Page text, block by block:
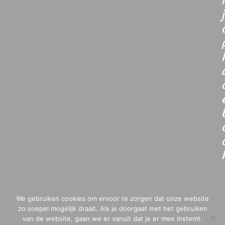
j
We gebruiken cookies om ervoor te zorgen dat onze website
zo soepel mogelijk draait. Als je doorgaat met het gebruiken
van de website, gaan we er vanuit dat je er mee instemt.